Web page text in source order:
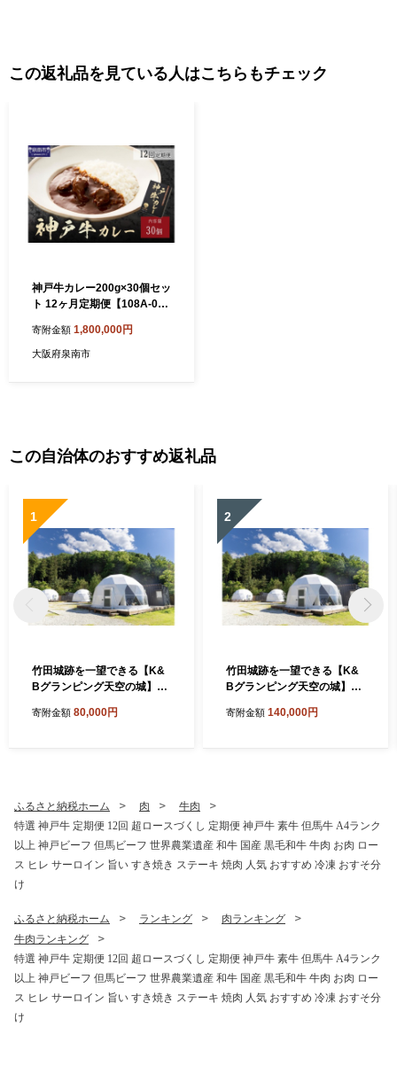
この返礼品を見ている人はこちらもチェック
神戸牛カレー200g×30個セッ
ト 12ヶ月定期便【108A-00
寄附金額 1,800,000円
大阪府泉南市
この自治体のおすすめ返礼品
1
竹田城跡を一望できる【K&
Bグランピング天空の城】素
寄附金額 80,000円
2
竹田城跡を一望できる【K&
Bグランピング天空の城】１
寄附金額 140,000円
ふるさと納税ホーム 肉
牛肉
特選 神戸牛 定期便 12回 超ロースづくし 定期便 神戸牛 素牛 但馬牛 A4ランク
以上 神戸ビーフ 但馬ビーフ 世界農業遺産 和牛 国産 黒毛和牛 牛肉 お肉 ロー
ス ヒレ サーロイン 旨い すき焼き ステーキ 焼肉 人気 おすすめ 冷凍 おすそ分
け
ふるさと納税ホーム ランキング
肉ランキング
牛肉ランキング
特選 神戸牛 定期便 12回 超ロースづくし 定期便 神戸牛 素牛 但馬牛 A4ランク
以上 神戸ビーフ 但馬ビーフ 世界農業遺産 和牛 国産 黒毛和牛 牛肉 お肉 ロー
ス ヒレ サーロイン 旨い すき焼き ステーキ 焼肉 人気 おすすめ 冷凍 おすそ分
け